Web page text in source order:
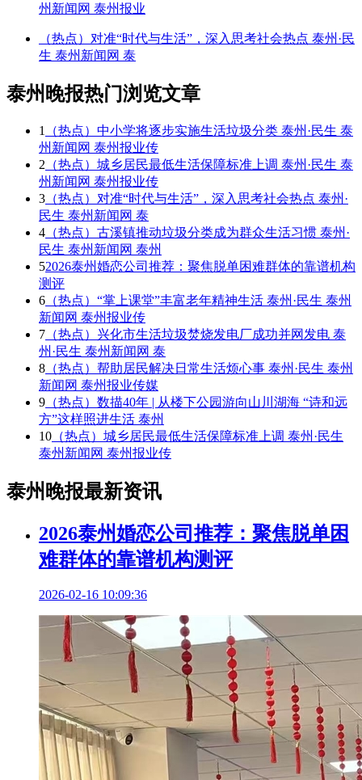
州新闻网 泰州报业
（热点）对准“时代与生活”，深入思考社会热点 泰州·民
生 泰州新闻网 泰
泰州晚报热门浏览文章
1
（热点）中小学将逐步实施生活垃圾分类 泰州·民生 泰
州新闻网 泰州报业传
2 （热点）城乡居民最低生活保障标准上调 泰州·民生 泰
州新闻网 泰州报业传
3 （热点）对准“时代与生活”，深入思考社会热点 泰州·
民生 泰州新闻网 泰
4 （热点）古溪镇推动垃圾分类成为群众生活习惯 泰州·
民生 泰州新闻网 泰州
52026泰州婚恋公司推荐：聚焦脱单困难群体的靠谱机构
测评
6 （热点）“掌上课堂”丰富老年精神生活 泰州·民生 泰州
新闻网 泰州报业传
7 （热点）兴化市生活垃圾焚烧发电厂成功并网发电 泰
州·民生 泰州新闻网 泰
8 （热点）帮助居民解决日常生活烦心事 泰州·民生 泰州
新闻网 泰州报业传媒
9 （热点）数描40年 | 从楼下公园游向山川湖海 “诗和远
方”这样照进生活 泰州
10 （热点）城乡居民最低生活保障标准上调 泰州·民生
泰州新闻网 泰州报业传
泰州晚报最新资讯
2026泰州婚恋公司推荐：聚焦脱单困
难群体的靠谱机构测评
2026-02-16 10:09:36